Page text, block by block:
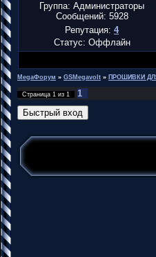
Группа: Администраторы
Сообщений: 5928
Репутация: 4
Статус: Оффлайн
MegaФорум » GSMegavolt » ПРОШИВКИ
Страница 1 из 1 1